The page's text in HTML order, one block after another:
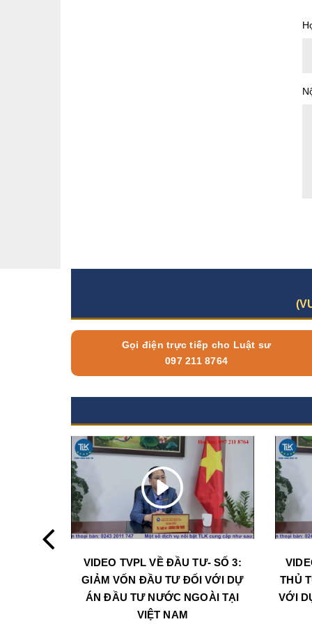
Gọi điện trực tiếp cho Luật sư
097 211 8764
VIDEO TVPL VỀ ĐẦU TƯ- SỐ 3:
GIẢM VỐN ĐẦU TƯ ĐỐI VỚI DỰ
ÁN ĐẦU TƯ NƯỚC NGOÀI TẠI
VIỆT NAM
THỦ
VỚI